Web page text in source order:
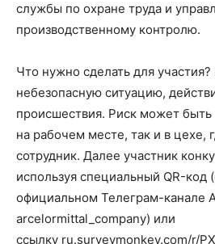
службы по охране труда и
производственному контролю.
Что нужно сделать для
небезопасную ситуацию,
происшествия. Риск может
на рабочем месте, так и в цехе,
сотрудник. Далее участник
используя специальный QR-код
официальном Телеграм-канале
arcelormittal_company) или
ссылку ru.surveymonkey.com/r/